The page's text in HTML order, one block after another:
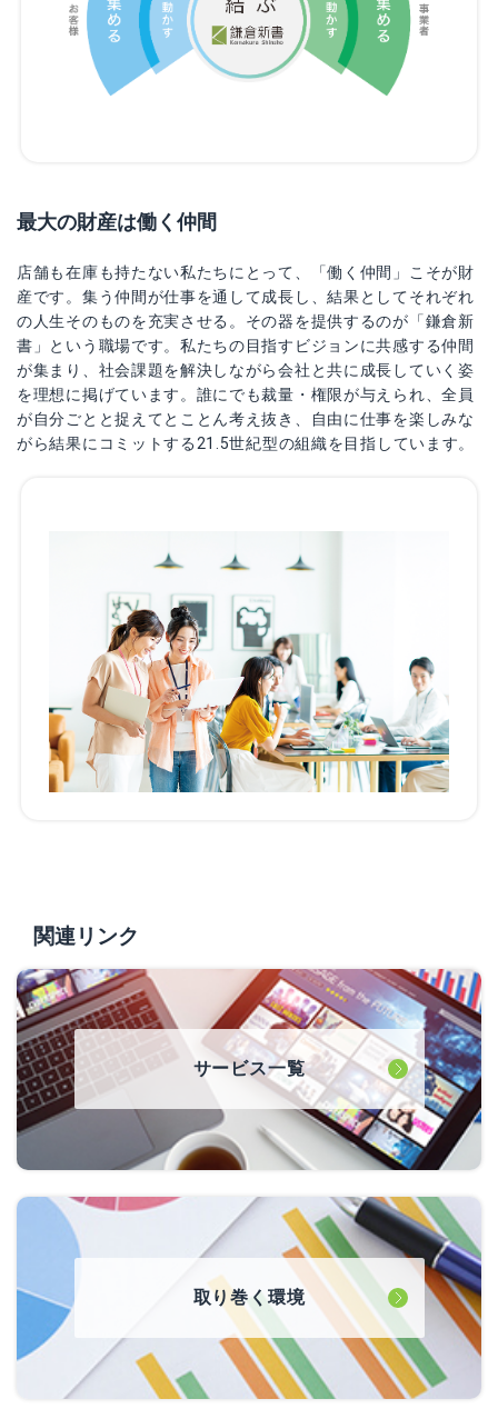
最大の財産は働く仲間
店舗も在庫も持たない私たちにとって、「働く仲間」こそが財
産です。集う仲間が仕事を通して成長し、結果としてそれぞれ
の人生そのものを充実させる。その器を提供するのが「鎌倉新
書」という職場です。私たちの目指すビジョンに共感する仲間
が集まり、社会課題を解決しながら会社と共に成長していく姿
を理想に掲げています。誰にでも裁量・権限が与えられ、全員
が自分ごとと捉えてとことん考え抜き、自由に仕事を楽しみな
がら結果にコミットする21.5世紀型の組織を目指しています。
関連リンク
サービス一覧
取り巻く環境